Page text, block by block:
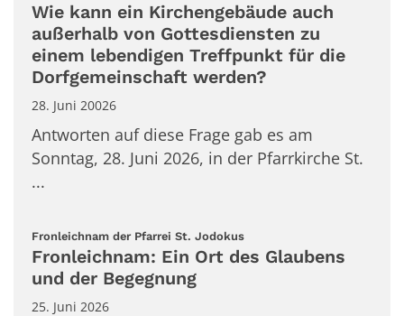
Wie kann ein Kirchengebäude auch
außerhalb von Gottesdiensten zu
einem lebendigen Treffpunkt für die
Dorfgemeinschaft werden?
28. Juni 20026
Antworten auf diese Frage gab es am
Sonntag, 28. Juni 2026, in der Pfarrkirche St.
...
Fronleichnam der Pfarrei St. Jodokus:
Fronleichnam: Ein Ort des Glaubens
und der Begegnung
25. Juni 2026